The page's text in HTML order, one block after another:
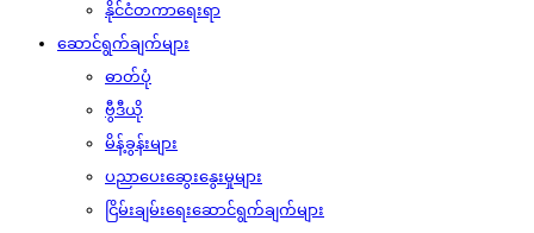
နိုင်ငံတကာရေးရာ
ဆောင်ရွက်ချက်များ
ဓာတ်ပုံ
ဗွီဒီယို
မိန့်ခွန်းများ
ပညာပေးဆွေးနွေးမှုများ
ငြိမ်းချမ်းရေးဆောင်ရွက်ချက်များ